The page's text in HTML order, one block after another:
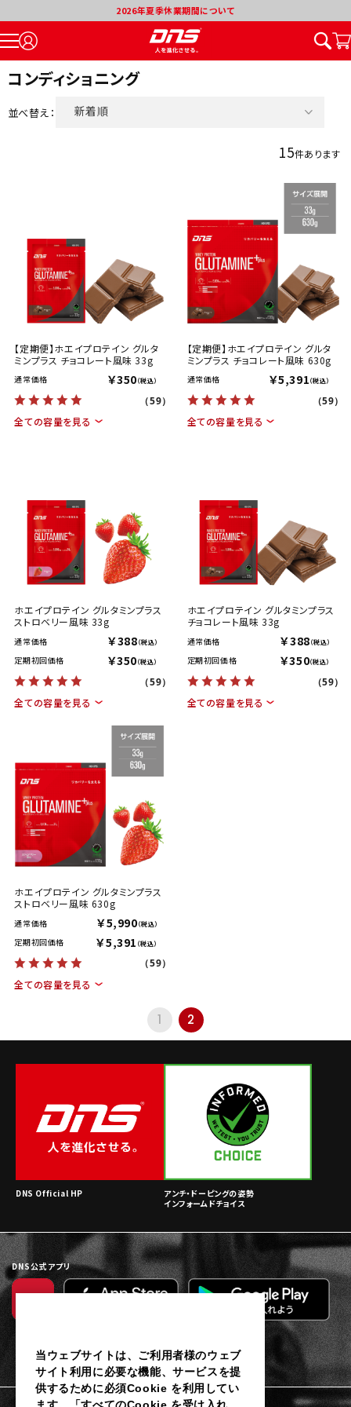
2026年夏季休業期間について
コンディショニング
並べ替え：
新着順
15件あります
【定期便】ホエイプロテイン グルタ
ミンプラス チョコレート風味 33g
通常価格 ￥350（税込）
（59）
全ての容量を見る
【定期便】ホエイプロテイン グルタ
ミンプラス チョコレート風味 630g
通常価格 ￥5,391（税込）
（59）
全ての容量を見る
ホエイプロテイン グルタミンプラス
ストロベリー風味 33g
通常価格 ￥388（税込）
定期初回価格 ￥350（税込）
（59）
全ての容量を見る
ホエイプロテイン グルタミンプラス
チョコレート風味 33g
通常価格 ￥388（税込）
定期初回価格 ￥350（税込）
（59）
全ての容量を見る
ホエイプロテイン グルタミンプラス
ストロベリー風味 630g
通常価格 ￥5,990（税込）
定期初回価格 ￥5,391 （税込）
（59）
全ての容量を見る
1 2
DNS Official HP
アンチ・ドーピングの姿勢
インフォームドチョイス
DNS公式アプリ
当ウェブサイトは、ご利用者様のウェブ
サイト利用に必要な機能、サービスを提
供するために必須Cookie を利用してい
ます。「すべてのCookie を受け入れ